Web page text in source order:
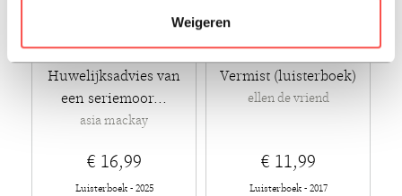
Weigeren
Huwelijksadvies van
een seriemoor...
asia mackay
€ 16,99
Luisterboek - 2025
Vermist (luisterboek)
ellen de vriend
€ 11,99
Luisterboek - 2017